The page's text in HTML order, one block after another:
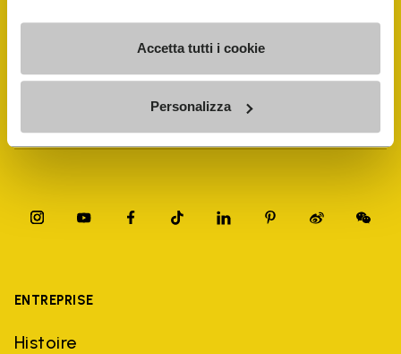
Accetta tutti i cookie
Personalizza
ENTREPRISE
Histoire